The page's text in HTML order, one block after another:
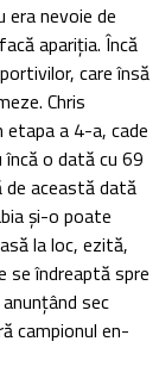
nevoie de
apariția. Încă
care însă
Chris
etapa a 4-a, cade
o dată cu 69
de această dată
și-o poate
la loc, ezită,
se îndreaptă spre
sec
campionul en-